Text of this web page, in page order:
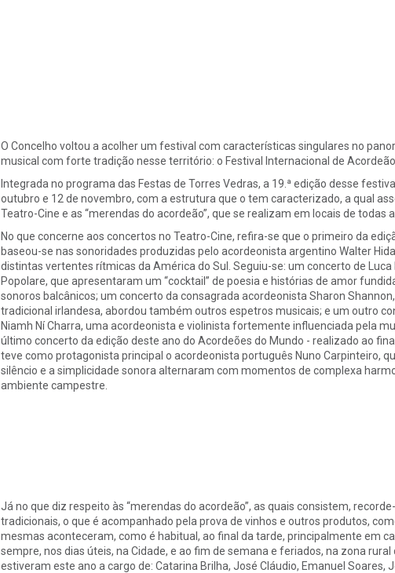
O Concelho voltou a acolher um festival com características singulares no
musical com forte tradição nesse território: o Festival Internacional de
Integrada no programa das Festas de Torres Vedras, a 19.ª edição desse
outubro e 12 de novembro, com a estrutura que o tem caracterizado, a qual
Teatro-Cine e as “merendas do acordeão”, que se realizam em locais de todas
No que concerne aos concertos no Teatro-Cine, refira-se que o primeiro da
baseou-se nas sonoridades produzidas pelo acordeonista argentino Walter
distintas vertentes rítmicas da América do Sul. Seguiu-se: um concerto de Luca
Popolare, que apresentaram um “cocktail” de poesia e histórias de amor
sonoros balcânicos; um concerto da consagrada acordeonista Sharon
tradicional irlandesa, abordou também outros espetros musicais; e um outro
Niamh Ní Charra, uma acordeonista e violinista fortemente influenciada pela
último concerto da edição deste ano do Acordeões do Mundo - realizado ao
teve como protagonista principal o acordeonista português Nuno Carpinteiro,
silêncio e a simplicidade sonora alternaram com momentos de complexa
ambiente campestre.
Já no que diz respeito às “merendas do acordeão”, as quais consistem,
tradicionais, o que é acompanhado pela prova de vinhos e outros produtos,
mesmas aconteceram, como é habitual, ao final da tarde, principalmente em
sempre, nos dias úteis, na Cidade, e ao fim de semana e feriados, na zona rural
estiveram este ano a cargo de: Catarina Brilha, José Cláudio, Emanuel Soares,